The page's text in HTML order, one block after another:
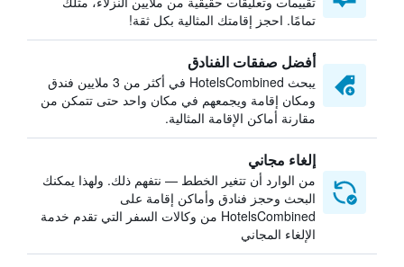
تمامًا. احجز إقامتك المثالية بكل ثقة!
أفضل صفقات الفنادق
يبحث HotelsCombined في أكثر من 3 ملايين فندق
ومكان إقامة ويجمعهم في مكان واحد حتى تتمكن من
مقارنة أماكن الإقامة المثالية.
إلغاء مجاني
من الوارد أن تتغير الخطط — نتفهم ذلك. ولهذا يمكنك
البحث وحجز فنادق وأماكن إقامة على
HotelsCombined من وكالات السفر التي تقدم خدمة
الإلغاء المجاني